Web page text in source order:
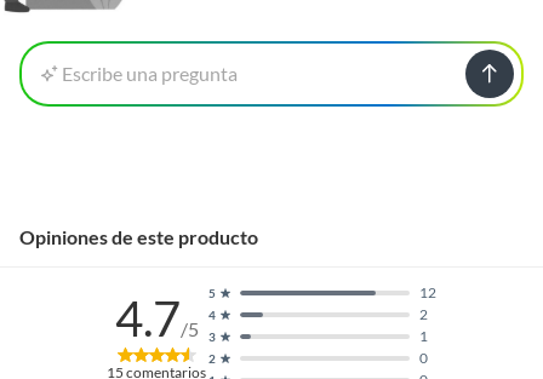
Escribe una pregunta
Opiniones de este producto
4.7/5
15 comentarios
2 0
3 1
4 2
5 12